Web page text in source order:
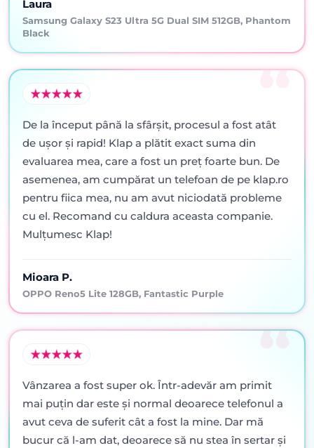
Laura
Samsung Galaxy S23 Ultra 5G Dual SIM 512GB, Phantom
Black
De la început până la sfârșit, procesul a fost atât
de ușor și rapid! Klap a plătit exact suma din
evaluarea mea, care a fost un preț foarte bun. De
asemenea, am cumpărat un telefoan de pe klap.ro
pentru fiica mea, nu am avut niciodată probleme
cu el. Recomand cu caldura aceasta companie.
Mulțumesc Klap!
Mioara P.
OPPO Reno5 Lite 128GB, Fantastic Purple
Vânzarea a fost super ok. Într-adevăr am primit
mai puţin dar este şi normal deoarece telefonul a
avut ceva de suferit cât a fost la mine. Dar mă
bucur că l-am dat, deoarece să nu stea în sertar şi